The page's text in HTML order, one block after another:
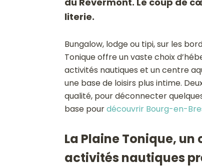
literie.
Bungalow, lodge ou tipi, sur les
Tonique offre un vaste choix
activités nautiques et un centre
une base de loisirs plus intime.
qualité, pour déconnecter
base pourdécouvrir Bourg-en-
La Plaine Tonique,
activités nautiques